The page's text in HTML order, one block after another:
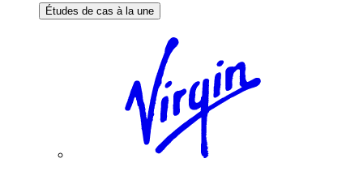
Études de cas à la une